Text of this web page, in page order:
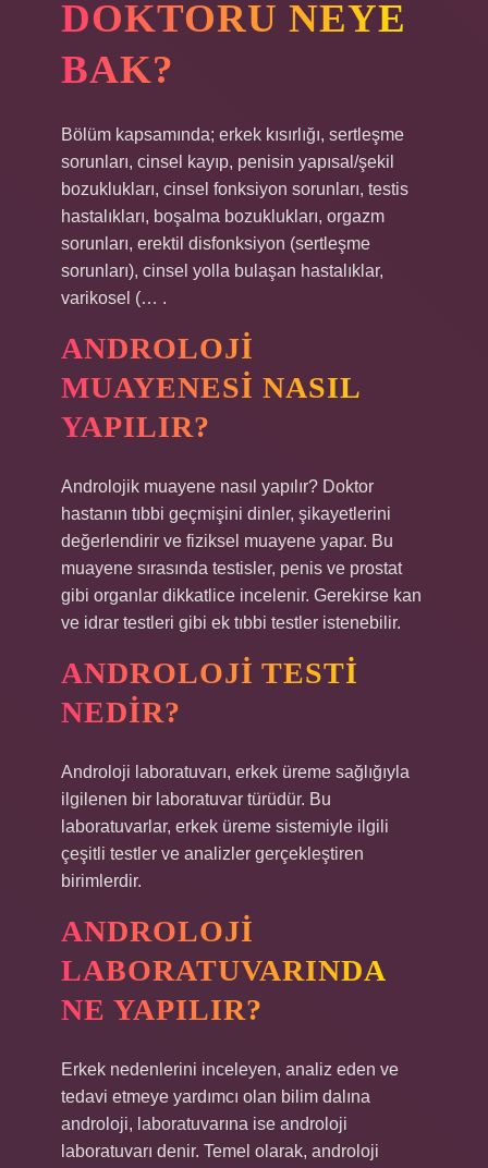
DOKTORU NEYE
BAK?
Bölüm kapsamında; erkek kısırlığı, sertleşme
sorunları, cinsel kayıp, penisin yapısal/şekil
bozuklukları, cinsel fonksiyon sorunları, testis
hastalıkları, boşalma bozuklukları, orgazm
sorunları, erektil disfonksiyon (sertleşme
sorunları), cinsel yolla bulaşan hastalıklar,
varikosel (… .
ANDROLOJI
MUAYENESI NASIL
YAPILIR?
Androlojik muayene nasıl yapılır? Doktor
hastanın tıbbi geçmişini dinler, şikayetlerini
değerlendirir ve fiziksel muayene yapar. Bu
muayene sırasında testisler, penis ve prostat
gibi organlar dikkatlice incelenir. Gerekirse kan
ve idrar testleri gibi ek tıbbi testler istenebilir.
ANDROLOJI TESTI
NEDIR?
Androloji laboratuvarı, erkek üreme sağlığıyla
ilgilenen bir laboratuvar türüdür. Bu
laboratuvarlar, erkek üreme sistemiyle ilgili
çeşitli testler ve analizler gerçekleştiren
birimlerdir.
ANDROLOJI
LABORATUVARINDA
NE YAPILIR?
Erkek nedenlerini inceleyen, analiz eden ve
tedavi etmeye yardımcı olan bilim dalına
androloji, laboratuvarına ise androloji
laboratuvarı denir. Temel olarak, androloji